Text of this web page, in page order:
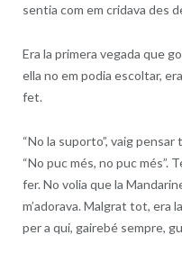
sentia com em cridava des
Era la primera vegada que
ella no em podia escoltar,
fet.
“No la suporto”, vaig
“No puc més, no puc més”.
fer. No volia que la
m’adorava. Malgrat tot, era
per a qui, gairebé sempre,